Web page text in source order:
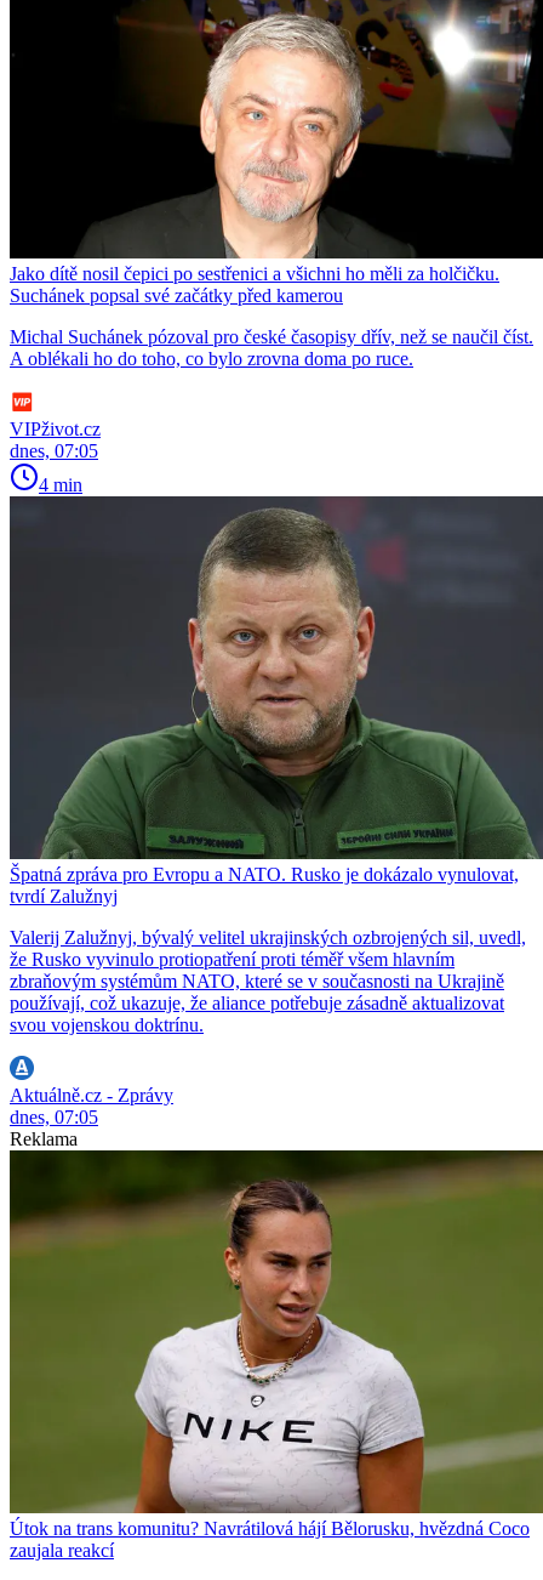
Jako dítě nosil čepici po sestřenici a všichni ho měli za holčičku.
Suchánek popsal své začátky před kamerou
Michal Suchánek pózoval pro české časopisy dřív, než se naučil číst.
A oblékali ho do toho, co bylo zrovna doma po ruce.
VIPživot.cz
dnes, 07:05
4 min
Špatná zpráva pro Evropu a NATO. Rusko je dokázalo vynulovat,
tvrdí Zalužnyj
Valerij Zalužnyj, bývalý velitel ukrajinských ozbrojených sil, uvedl,
že Rusko vyvinulo protiopatření proti téměř všem hlavním
zbraňovým systémům NATO, které se v současnosti na Ukrajině
používají, což ukazuje, že aliance potřebuje zásadně aktualizovat
svou vojenskou doktrínu.
Aktuálně.cz - Zprávy
dnes, 07:05
Reklama
Útok na trans komunitu? Navrátilová hájí Bělorusku, hvězdná Coco
zaujala reakcí